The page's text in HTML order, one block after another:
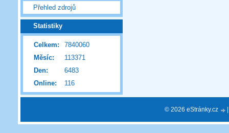
Přehled zdrojů
Statistiky
Online: 116
Celkem:
7840060
Měsíc:
113371
Den:
6483
© 2026 eStránky.cz